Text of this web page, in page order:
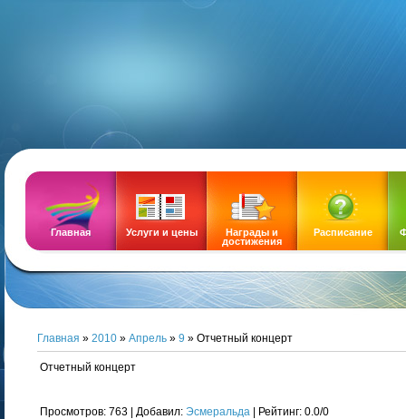
Главная Услуги и цены
Награды и
достижения
Расписание
Главная » 2010 » Апрель » 9 » Отчетный концерт
Отчетный концерт
Просмотров: 763 | Добавил: Эсмеральда Рейтинг: 0.0/0